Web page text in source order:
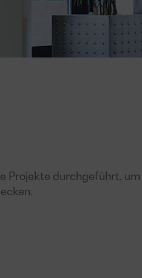
Projekte durchgeführt,